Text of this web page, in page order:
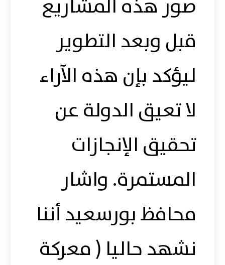
صور هذه المشاريع
قبل وبعد التطوير
ليؤكد بإن هذه الآراء
لا تعيق الدولة عن
تحقيق الإنجازات
المستمرة. واشار
محافظ بورسعيد أننا
نشهد حاليا ( معركة